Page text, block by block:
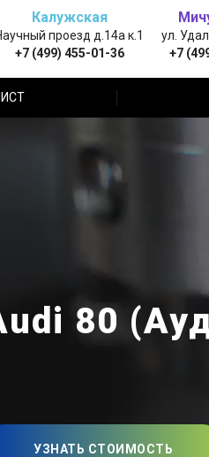
Калужская
проезд д.14а к.1
+7 (499) 455-01-36
ул.
+7
80
УЗНАТЬ СТОИМОСТЬ